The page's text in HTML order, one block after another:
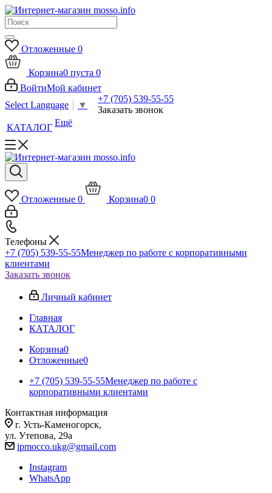
Отложенные 0
Корзина0 пуста 0
ВойтиМой кабинет
Select Language
▼
+7 (705) 539-55-55
Заказать звонок
КАТАЛОГ Ещё
Отложенные 0 Корзина0 0
Телефоны
+7 (705) 539-55-55Менеджер по работе с корпоративными
клиентами
Заказать звонок
Личный кабинет
Главная
КАТАЛОГ
Корзина0
Отложенные0
+7 (705) 539-55-55Менеджер по работе с
корпоративными клиентами
Контактная информация
г. Усть-Каменогорск,
ул. Утепова, 29а
ipmocco.ukg@gmail.com
Instagram
WhatsApp